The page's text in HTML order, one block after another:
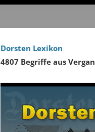
Dorsten Lexikon
4807 Begriffe aus